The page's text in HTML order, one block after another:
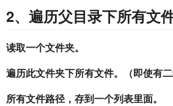
2、遍历父目录下所有文
读取一个文件夹。
遍历此文件夹下所有文件。
（即使有
所有文件路径，存到一个列表里面。